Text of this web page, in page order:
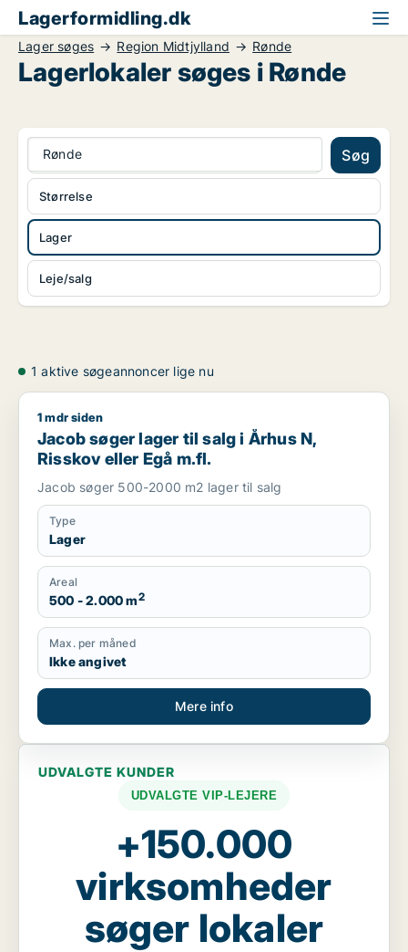
Lagerformidling.dk
Lager søges Region Midtjylland Rønde
Lagerlokaler søges i Rønde
Rønde Søg
Lager
Leje/salg
Størrelse
1 aktive søgeannoncer lige nu
Jacob søger lager til salg i Århus N, Risskov eller Egå m.fl.
1 mdr siden
Jacob søger lager til salg i Århus N,
Risskov eller Egå m.fl.
Jacob søger 500-2000 m2 lager til salg
Type
Lager
Areal
500 - 2.000 m2
Max. per måned
Ikke angivet
Mere info
UDVALGTE KUNDER
UDVALGTE VIP-LEJERE
+150.000
virksomheder
søger lokaler